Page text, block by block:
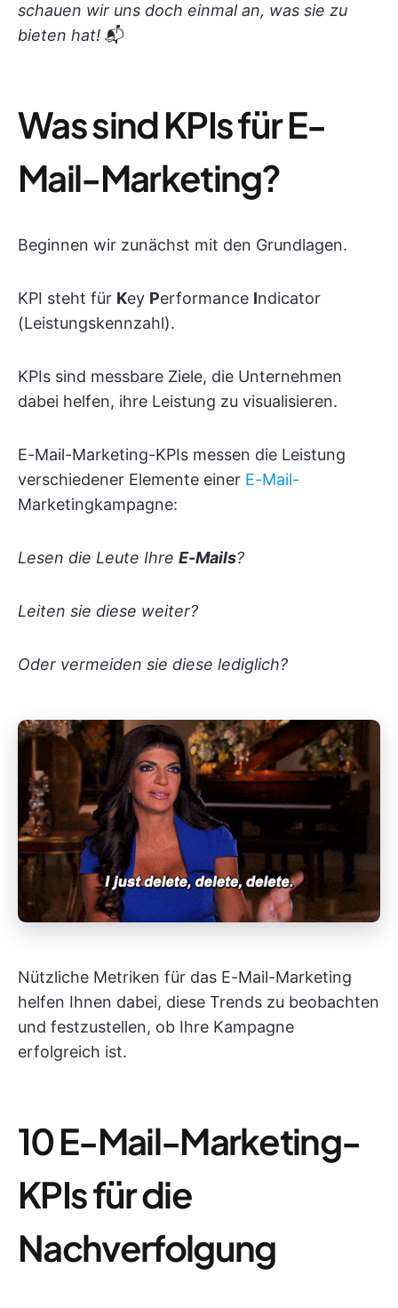
schauen wir uns doch einmal an, was sie zu
bieten hat! 📬
Was sind KPIs für E-
Mail-Marketing?
Beginnen wir zunächst mit den Grundlagen.
KPI steht für Key Performance Indicator
(Leistungskennzahl).
KPIs sind messbare Ziele, die Unternehmen
dabei helfen, ihre Leistung zu visualisieren.
E-Mail-Marketing-KPIs messen die Leistung
verschiedener Elemente einer E-Mail-
Marketingkampagne:
Lesen die Leute Ihre E-Mails?
Leiten sie diese weiter?
Oder vermeiden sie diese lediglich?
Nützliche Metriken für das E-Mail-Marketing
helfen Ihnen dabei, diese Trends zu beobachten
und festzustellen, ob Ihre Kampagne
erfolgreich ist.
10 E-Mail-Marketing-
KPIs für die
Nachverfolgung